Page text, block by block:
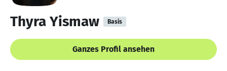
Thyra Yismaw Basis
Ganzes Profil ansehen